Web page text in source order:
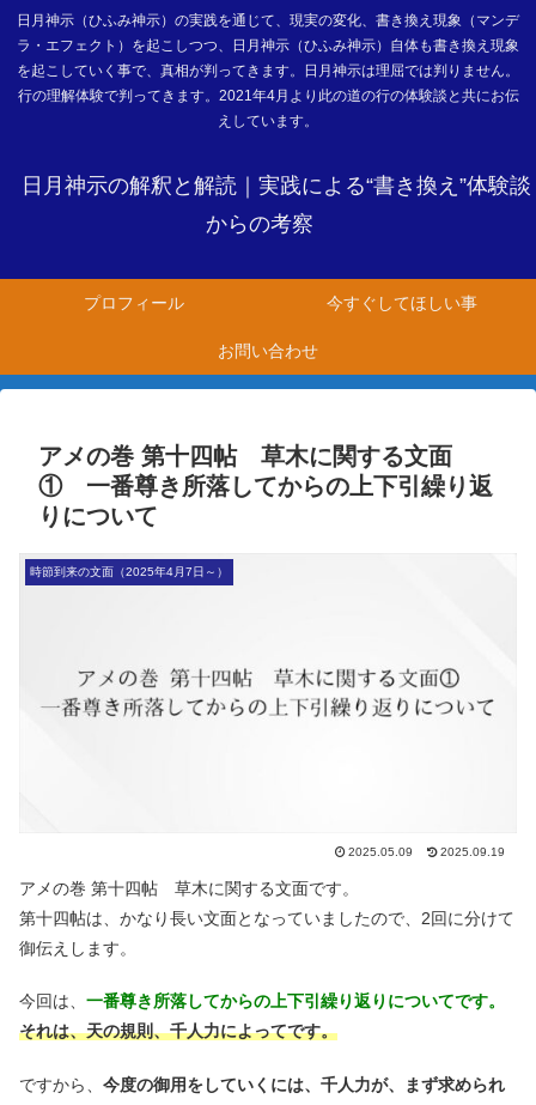
日月神示（ひふみ神示）の実践を通じて、現実の変化、書き換え現象（マンデ
ラ・エフェクト）を起こしつつ、日月神示（ひふみ神示）自体も書き換え現象
を起こしていく事で、真相が判ってきます。日月神示は理屈では判りません。
行の理解体験で判ってきます。2021年4月より此の道の行の体験談と共にお伝
えしています。
日月神示の解釈と解読｜実践による“書き換え”体験談
からの考察
プロフィール 今すぐしてほしい事
お問い合わせ
アメの巻 第十四帖 草木に関する文面
① 一番尊き所落してからの上下引繰り返
りについて
時節到来の文面（2025年4月7日～）
2025.05.09 2025.09.19
アメの巻 第十四帖 草木に関する文面です。
第十四帖は、かなり長い文面となっていましたので、2回に分けて
御伝えします。
今回は、 一番尊き所落してからの上下引繰り返りについてです。
それは、天の規則、千人力によってです。
ですから、 今度の御用をしていくには、千人力が、まず求められ